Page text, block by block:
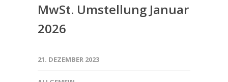
MwSt. Umstellung Januar
2026
21. DEZEMBER 2023